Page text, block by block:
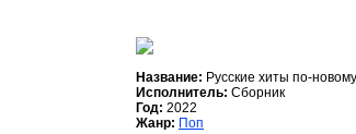
Название: Русские хиты по-
Исполнитель: Сборник
Год: 2022
Жанр: Поп